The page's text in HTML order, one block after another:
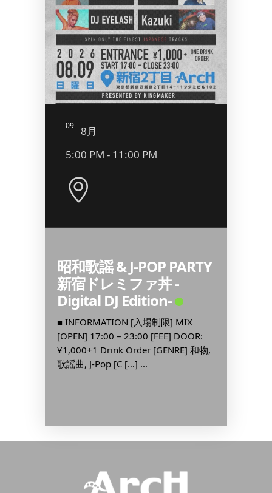
09
8月
5:00 PM - 11:00 PM
昭和歌謡 & J-POP PARTY
新宿ドレミファ丼 -
Digital DJ Edition-
■ INFORMATION [入場制限] MIX
[OPEN] 17:00 – 23:00 [FEE] DOOR:
¥1,000+1 Drink Order [GENRE] 和物,
歌謡曲, J-Pop [C […] ...